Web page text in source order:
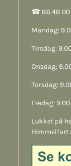
☎︎ 86 48 00
Mandag:
Tirsdag:
Onsdag:
Torsdag:
Fredag:
Lukket på
Himmelfart